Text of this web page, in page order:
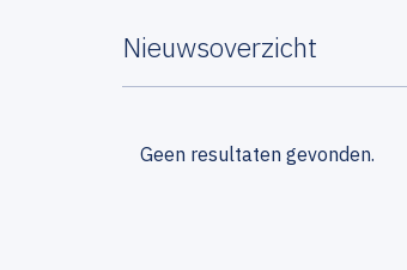
Nieuwsoverzicht
Geen resultaten gevonden.